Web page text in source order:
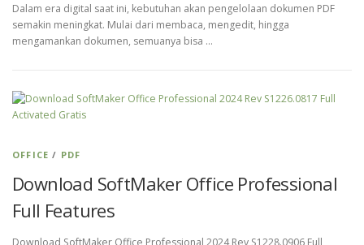
Dalam era digital saat ini, kebutuhan akan pengelolaan dokumen PDF
semakin meningkat. Mulai dari membaca, mengedit, hingga
mengamankan dokumen, semuanya bisa …
OFFICE / PDF
Download SoftMaker Office Professional
Full Features
Download SoftMaker Office Professional 2024 Rev S1228.0906 Full